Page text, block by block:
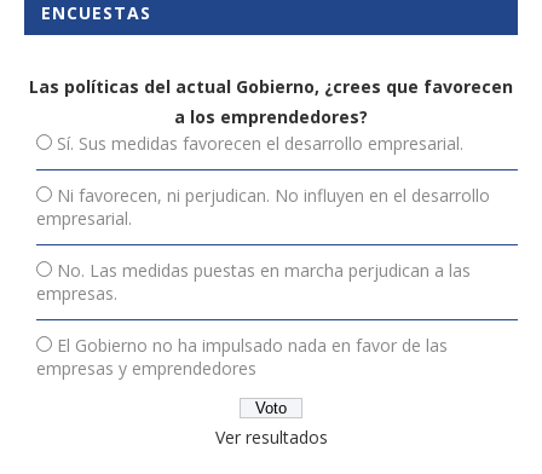
ENCUESTAS
Las políticas del actual Gobierno, ¿crees que favorecen
a los emprendedores?
Sí. Sus medidas favorecen el desarrollo empresarial.
Ni favorecen, ni perjudican. No influyen en el desarrollo
empresarial.
No. Las medidas puestas en marcha perjudican a las
empresas.
El Gobierno no ha impulsado nada en favor de las
empresas y emprendedores
Ver resultados